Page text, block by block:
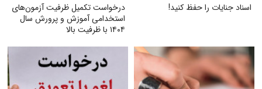
اسناد جنایات را حفظ کنید!
درخواست تکمیل ظرفیت آزمون‌های
استخدامی آموزش و پرورش سال
۱۴۰۴ با ظرفیت بالا